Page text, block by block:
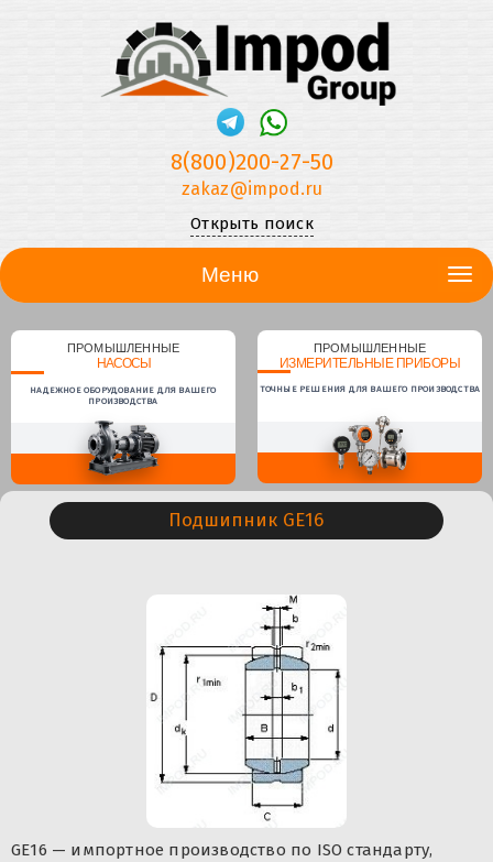
8(800)200-27-50
zakaz@impod.ru
Открыть поиск
Меню
ПРОМЫШЛЕННЫЕ
НАСОСЫ
НАДЕЖНОЕ ОБОРУДОВАНИЕ ДЛЯ ВАШЕГО
ПРОИЗВОДСТВА
ПРОМЫШЛЕННЫЕ
ИЗМЕРИТЕЛЬНЫЕ ПРИБОРЫ
ТОЧНЫЕ РЕШЕНИЯ ДЛЯ ВАШЕГО ПРОИЗВОДСТВА
Подшипник GE16
GE16 — импортное производство по ISO стандарту,